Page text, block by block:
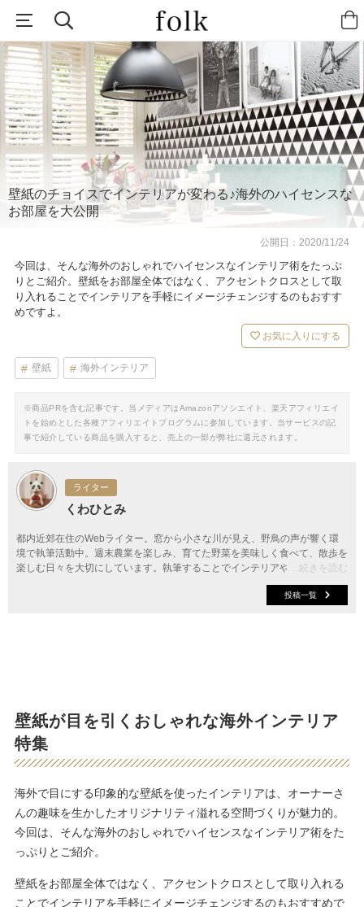
壁紙のチョイスでインテリアが変わる♪海外のハイセンスな
お部屋を大公開
公開日：2020/11/24
今回は、そんな海外のおしゃれでハイセンスなインテリア術をたっぷ
りとご紹介。壁紙をお部屋全体ではなく、アクセントクロスとして取
り入れることでインテリアを手軽にイメージチェンジするのもおすす
めですよ。
お気に入りにする
壁紙 海外インテリア
※商品PRを含む記事です。当メディアはAmazonアソシエイト、楽天アフィリエイ
トを始めとした各種アフィリエイトプログラムに参加しています。当サービスの記
事で紹介している商品を購入すると、売上の一部が弊社に還元されます。
ライター
くわひとみ
...続きを読む
都内近郊在住のWebライター。窓から小さな川が見え、野鳥の声が響く環
境で執筆活動中。週末農業を楽しみ、育てた野菜を美味しく食べて、散歩を
楽しむ日々を大切にしています。執筆することでインテリアやファッショ
ン、料理など、新しい情報やアイデアを知り、お伝えできることに幸せを感
投稿一覧
壁紙が目を引くおしゃれな海外インテリア
特集
海外で目にする印象的な壁紙を使ったインテリアは、オーナーさ
んの趣味を生かしたオリジナリティ溢れる空間づくりが魅力的。
今回は、そんな海外のおしゃれでハイセンスなインテリア術をた
っぷりとご紹介。
壁紙をお部屋全体ではなく、アクセントクロスとして取り入れる
ことでインテリアを手軽にイメージチェンジするのもおすすめで